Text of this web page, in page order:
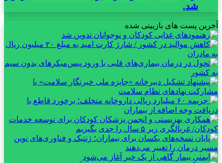
شد.
آخرین پست های بازبینی شده